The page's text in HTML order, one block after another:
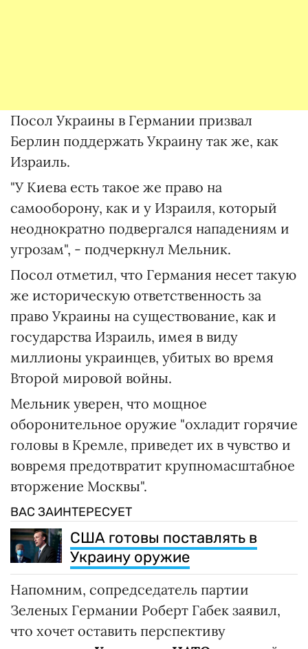
Посол Украины в Германии призвал
Берлин поддержать Украину так же, как
Израиль.
"У Киева есть такое же право на
самооборону, как и у Израиля, который
неоднократно подвергался нападениям и
угрозам", - подчеркнул Мельник.
Посол отметил, что Германия несет такую
​​же историческую ответственность за
право Украины на существование, как и
государства Израиль, имея в виду
миллионы украинцев, убитых во время
Второй мировой войны.
Мельник уверен, что мощное
оборонительное оружие "охладит горячие
головы в Кремле, приведет их в чувство и
вовремя предотвратит крупномасштабное
вторжение Москвы".
ВАС ЗАИНТЕРЕСУЕТ
США готовы поставлять в
Украину оружие
Напомним, сопредседатель партии
Зеленых Германии Роберт Габек заявил,
что хочет оставить перспективу